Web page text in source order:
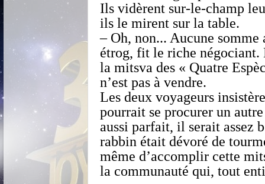
Ils vidèrent sur-le-champ
ils le mirent sur la table.
– Oh, non... Aucune
étrog, fit le riche
la mitsva des « Quatre
n’est pas à vendre.
Les deux voyageurs
pourrait se procurer un
aussi parfait, il serait assez
rabbin était dévoré de
même d’accomplir cette
la communauté qui, tout